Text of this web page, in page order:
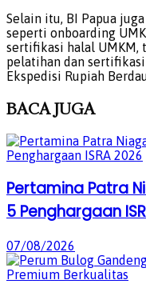
Selain itu, BI Papua
seperti onboarding
sertifikasi halal UMKM,
pelatihan dan
Ekspedisi Rupiah
BACAJUGA
Pertamina Patra
5 Penghargaan
07/08/2026